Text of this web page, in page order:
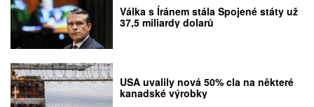
Válka s Íránem stála Spojené státy už
37,5 miliardy dolarů
USA uvalily nová 50% cla na některé
kanadské výrobky